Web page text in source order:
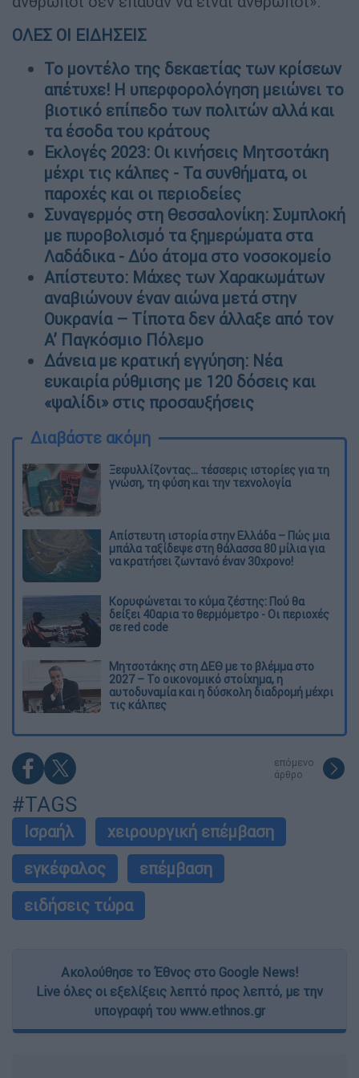
ΟΛΕΣ ΟΙ ΕΙΔΗΣΕΙΣ
Το μοντέλο της δεκαετίας των κρίσεων
απέτυχε! Η υπερφορολόγηση μειώνει το
βιοτικό επίπεδο των πολιτών αλλά και
τα έσοδα του κράτους
Εκλογές 2023: Οι κινήσεις Μητσοτάκη
μέχρι τις κάλπες - Τα συνθήματα, οι
παροχές και οι περιοδείες
Συναγερμός στη Θεσσαλονίκη: Συμπλοκή
με πυροβολισμό τα ξημερώματα στα
Λαδάδικα - Δύο άτομα στο νοσοκομείο
Απίστευτο: Μάχες των Χαρακωμάτων
αναβιώνουν έναν αιώνα μετά στην
Ουκρανία – Τίποτα δεν άλλαξε από τον
Α’ Παγκόσμιο Πόλεμο
Δάνεια με κρατική εγγύηση: Νέα
ευκαιρία ρύθμισης με 120 δόσεις και
«ψαλίδι» στις προσαυξήσεις
Διαβάστε ακόμη
Ξεφυλλίζοντας... τέσσερις ιστορίες για τη
γνώση, τη φύση και την τεχνολογία
Απίστευτη ιστορία στην Ελλάδα – Πώς μια
μπάλα ταξίδεψε στη θάλασσα 80 μίλια για
να κρατήσει ζωντανό έναν 30χρονο!
Κορυφώνεται το κύμα ζέστης: Πού θα
δείξει 40αρια το θερμόμετρο - Οι περιοχές
σε red code
Μητσοτάκης στη ΔΕΘ με το βλέμμα στο
2027 – Το οικονομικό στοίχημα, η
αυτοδυναμία και η δύσκολη διαδρομή μέχρι
τις κάλπες
επόμενο
άρθρο
#TAGS
Ισραήλ
χειρουργική επέμβαση
εγκέφαλος
επέμβαση
ειδήσεις τώρα
Ακολούθησε το Έθνος στο Google News!
Live όλες οι εξελίξεις λεπτό προς λεπτό, με την
υπογραφή του www.ethnos.gr